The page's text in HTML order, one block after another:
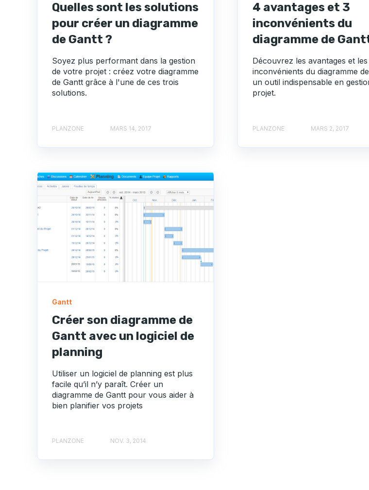
Quelles sont les solutions
pour créer un diagramme
de Gantt ?
Soyez plus performant dans la gestion
de votre projet : créez votre diagramme
de Gantt grâce à l'une de ces trois
solutions.
PLANZONE MARS 14, 2017
4 avantages et 3
inconvénients du
diagramme de
Découvrez les avantages et les
inconvénients du diagramme
un outil indispensable en
projet.
PLANZONE MARS 2, 2017
Gantt
Créer son diagramme de
Gantt avec un logiciel de
planning
Utiliser un logiciel de planning est plus
facile qu’il n’y paraît. Créer un
diagramme de Gantt pour vous aider à
bien planifier vos projets
PLANZONE NOV. 3, 2014